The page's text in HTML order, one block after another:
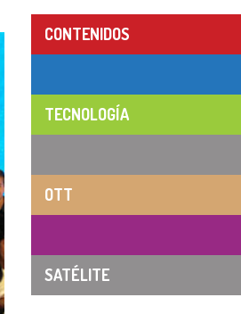
CONTENIDOS
TECNOLOGÍA
OTT
SATÉLITE